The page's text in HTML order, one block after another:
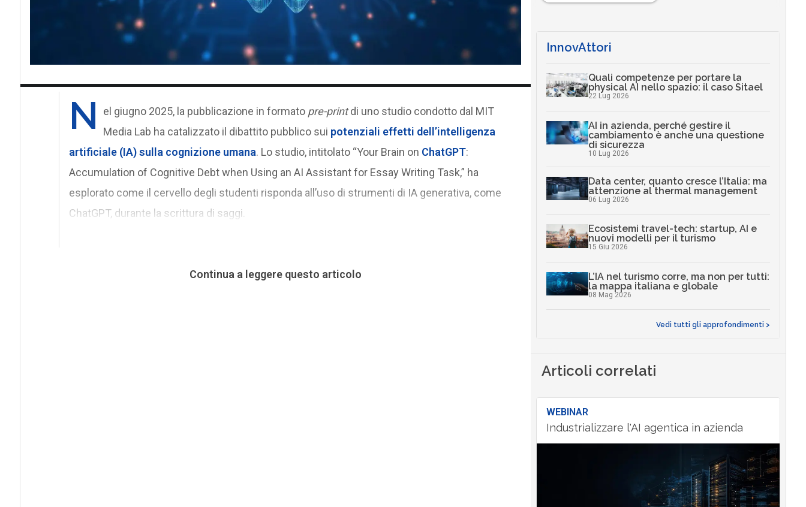
N el giugno 2025, la pubblicazione in formato pre-printdi uno studio condotto dal MIT
Media Lab ha catalizzato il dibattito pubblico sui potenziali effetti dell’intelligenza
artificiale (IA) sulla cognizione umana. Lo studio, intitolato “Your Brain on ChatGPT:
Accumulation of Cognitive Debt when Using an AI Assistant for Essay Writing Task,” ha
esplorato come il cervello degli studenti risponda all’uso di strumenti di IA generativa, come
ChatGPT, durante la scrittura di saggi.
Continua a leggere questo articolo
InnovAttori
Quali competenze per portare la
physical AI nello spazio: il caso Sitael
22 Lug 2026
AI in azienda, perché gestire il
cambiamento è anche una questione
di sicurezza
10 Lug 2026
Data center, quanto cresce l’Italia: ma
attenzione al thermal management
06 Lug 2026
Ecosistemi travel-tech: startup, AI e
nuovi modelli per il turismo
15 Giu 2026
L’IA nel turismo corre, ma non per tutti:
la mappa italiana e globale
08 Mag 2026
Vedi tutti gli approfondimenti >
Articoli correlati
WEBINAR
Industrializzare l'AI agentica in azienda